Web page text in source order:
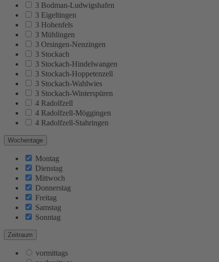
3 Bodman-Ludwigshafen
3 Eigeltingen
3 Hohenfels
3 Mühlingen
3 Orsingen-Nenzingen
3 Stockach
3 Stockach-Hindelwangen
3 Stockach-Hoppetenzell
3 Stockach-Wahlwies
3 Stockach-Winterspüren
4 Radolfzell
4 Radolfzell-Möggingen
4 Radolfzell-Stahringen
Wochentage
Montag
Dienstag
Mittwoch
Donnerstag
Freitag
Samstag
Sonntag
Zeitraum
vormittags